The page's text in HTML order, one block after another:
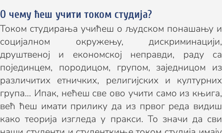
О чему ћеш учити током студија?
Током студирања учићеш о људском понашању и
социјалном окружењу, дискриминацији,
друштвеној и економској неправди, раду са
појединцем, породицом, групом, заједницом из
различитих етничких, религијских и културних
група… Ипак, нећеш све ово учити само из књига,
већ ћеш имати прилику да из првог реда видиш
како теорија изгледа у пракси. То значи да сви